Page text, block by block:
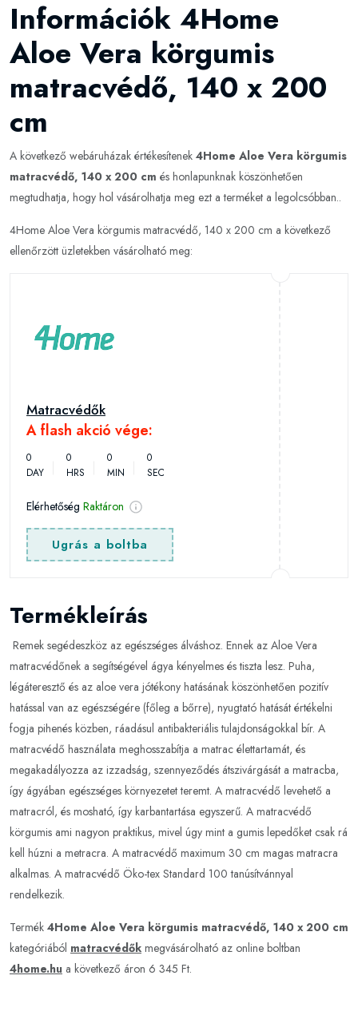
Információk 4Home
Aloe Vera körgumis
matracvédő, 140 x 200
cm
A következő webáruházak értékesítenek 4Home Aloe Vera körgumis
matracvédő, 140 x 200 cm és honlapunknak köszönhetően
megtudhatja, hogy hol vásárolhatja meg ezt a terméket a legolcsóbban..
4Home Aloe Vera körgumis matracvédő, 140 x 200 cm a következő
ellenőrzött üzletekben vásárolható meg:
Matracvédők
A flash akció vége:
0
DAY
0
HRS
0
MIN
0
SEC
Elérhetőség Raktáron
Ugrás a boltba
Termékleírás
Remek segédeszköz az egészséges álváshoz. Ennek az Aloe Vera
matracvédőnek a segítségével ágya kényelmes és tiszta lesz. Puha,
légáteresztő és az aloe vera jótékony hatásának köszönhetően pozitív
hatással van az egészségére (főleg a bőrre), nyugtató hatását értékelni
fogja pihenés közben, ráadásul antibakteriális tulajdonságokkal bír. A
matracvédő használata meghosszabítja a matrac élettartamát, és
megakadályozza az izzadság, szennyeződés átszivárgását a matracba,
így ágyában egészséges környezetet teremt. A matracvédő levehető a
matracról, és mosható, így karbantartása egyszerű. A matracvédő
körgumis ami nagyon praktikus, mivel úgy mint a gumis lepedőket csak rá
kell húzni a metracra. A matracvédő maximum 30 cm magas matracra
alkalmas. A matracvédő Öko-tex Standard 100 tanúsítvánnyal
rendelkezik.
Termék 4Home Aloe Vera körgumis matracvédő, 140 x 200 cm
kategóriából matracvédők megvásárolható az online boltban
4home.hu a következő áron 6 345 Ft.